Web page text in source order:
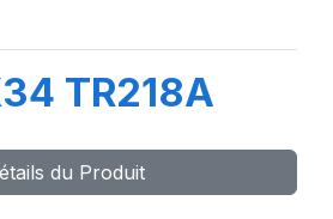
TR218A
du Produit